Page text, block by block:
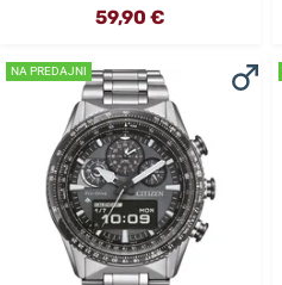
59,90 €
NA PREDAJNI